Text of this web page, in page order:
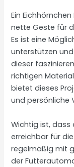
Ein
nette Geste für
Es ist eine
unterstützen
dieser
richtigen
bietet dieses
und persönliche
Wichtig ist,
erreichbar für
regelmäßig mit
der